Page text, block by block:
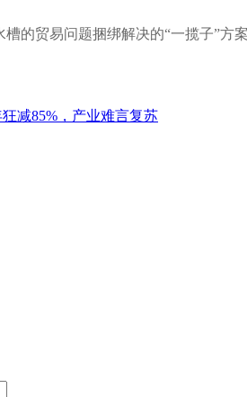
贸易问题捆绑解决的“一揽子”方
减85%，产业难言复苏